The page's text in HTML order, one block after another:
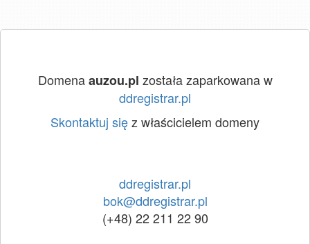
Domenaauzou.pl została zaparkowana w
ddregistrar.pl
Skontaktuj sięz właścicielem domeny
ddregistrar.pl
bok@ddregistrar.pl
(+48) 22 211 22 90